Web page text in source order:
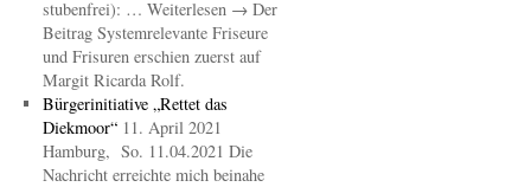
stubenfrei): … Weiterlesen → Der
Beitrag Systemrelevante Friseure
und Frisuren erschien zuerst auf
Margit Ricarda Rolf.
Bürgerinitiative „Rettet das
Diekmoor“ 11. April 2021
Hamburg, So. 11.04.2021 Die
Nachricht erreichte mich beinahe